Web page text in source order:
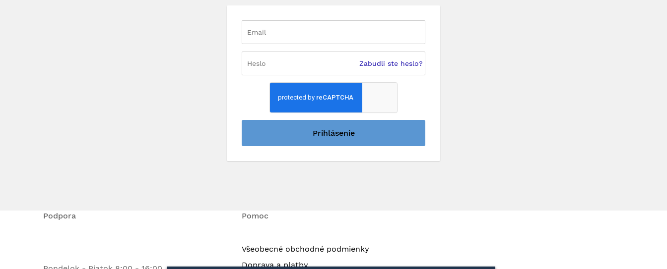
Zabudli ste heslo?
Prihlásenie
Podpora Pomoc
Všeobecné obchodné podmienky
Doprava a platby